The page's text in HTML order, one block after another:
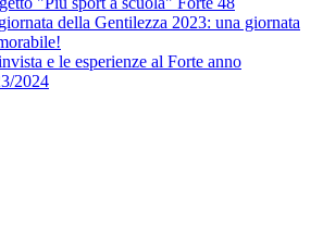
della Gentilezza 2023: una giornata
e le esperienze al Forte anno
2024